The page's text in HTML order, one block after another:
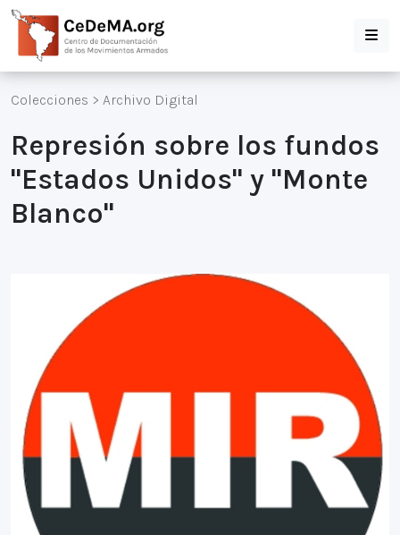
Colecciones > Archivo Digital
Represión sobre los fundos
"Estados Unidos" y "Monte
Blanco"